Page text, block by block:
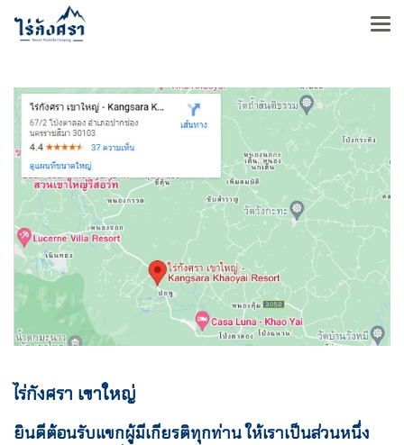
ไร่กังศรา เขาใหญ่
ยินดีต้อนรับแขกผู้มีเกียรติทุกท่าน ให้เราเป็นส่วนหนึ่ง